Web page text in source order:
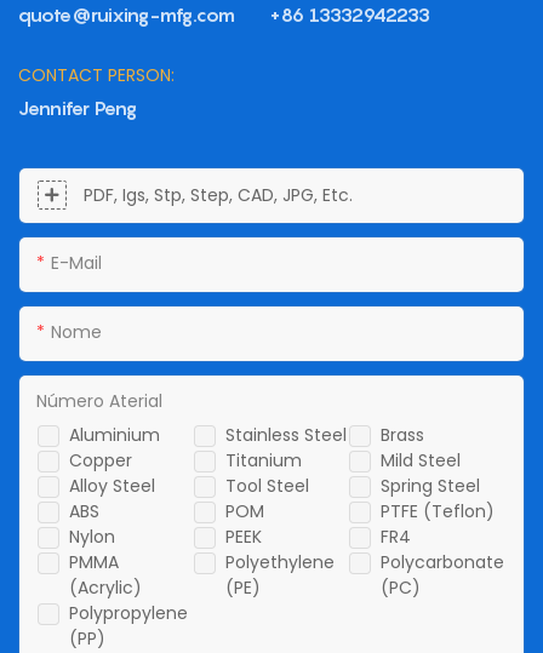
quote@ruixing-mfg.com
+86 13332942233
CONTACT PERSON:
Jennifer Peng
PDF, Igs, Stp, Step, CAD, JPG, Etc.
E-Mail
Nome
Aluminium Stainless Steel
Brass
Copper
Titanium
Mild Steel
Alloy Steel
Tool Steel
Spring Steel
ABS
POM
PTFE (Teflon)
Nylon
PEEK
FR4
PMMA
(Acrylic)
Polyethylene
(PE)
Polycarbonate
(PC)
Polypropylene
(PP)
Número Aterial